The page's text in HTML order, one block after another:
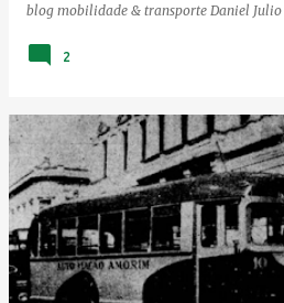
blog mobilidade & transporte Daniel Julio
2